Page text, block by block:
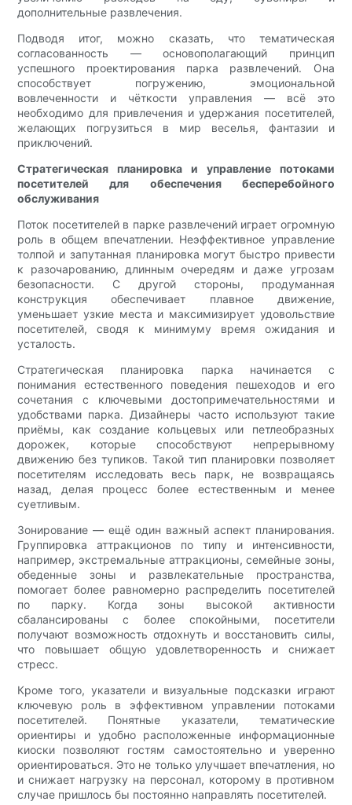
дополнительные развлечения.
Подводя итог, можно сказать, что тематическая
согласованность — основополагающий принцип
успешного проектирования парка развлечений. Она
способствует погружению, эмоциональной
вовлеченности и чёткости управления — всё это
необходимо для привлечения и удержания посетителей,
желающих погрузиться в мир веселья, фантазии и
приключений.
Стратегическая планировка и управление потоками
посетителей для обеспечения бесперебойного
обслуживания
Поток посетителей в парке развлечений играет огромную
роль в общем впечатлении. Неэффективное управление
толпой и запутанная планировка могут быстро привести
к разочарованию, длинным очередям и даже угрозам
безопасности. С другой стороны, продуманная
конструкция обеспечивает плавное движение,
уменьшает узкие места и максимизирует удовольствие
посетителей, сводя к минимуму время ожидания и
усталость.
Стратегическая планировка парка начинается с
понимания естественного поведения пешеходов и его
сочетания с ключевыми достопримечательностями и
удобствами парка. Дизайнеры часто используют такие
приёмы, как создание кольцевых или петлеобразных
дорожек, которые способствуют непрерывному
движению без тупиков. Такой тип планировки позволяет
посетителям исследовать весь парк, не возвращаясь
назад, делая процесс более естественным и менее
суетливым.
Зонирование — ещё один важный аспект планирования.
Группировка аттракционов по типу и интенсивности,
например, экстремальные аттракционы, семейные зоны,
обеденные зоны и развлекательные пространства,
помогает более равномерно распределить посетителей
по парку. Когда зоны высокой активности
сбалансированы с более спокойными, посетители
получают возможность отдохнуть и восстановить силы,
что повышает общую удовлетворенность и снижает
стресс.
Кроме того, указатели и визуальные подсказки играют
ключевую роль в эффективном управлении потоками
посетителей. Понятные указатели, тематические
ориентиры и удобно расположенные информационные
киоски позволяют гостям самостоятельно и уверенно
ориентироваться. Это не только улучшает впечатления, но
и снижает нагрузку на персонал, которому в противном
случае пришлось бы постоянно направлять посетителей.